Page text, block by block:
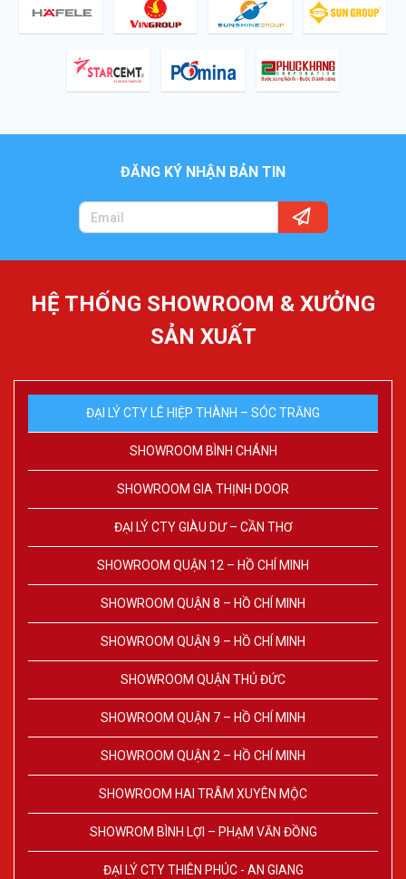
ĐĂNG KÝ NHẬN BẢN TIN
HỆ THỐNG SHOWROOM & XƯỞNG
SẢN XUẤT
ĐẠI LÝ CTY LÊ HIỆP THÀNH – SÓC TRĂNG
SHOWROOM BÌNH CHÁNH
SHOWROOM GIA THỊNH DOOR
ĐẠI LÝ CTY GIÀU DƯ – CẦN THƠ
SHOWROOM QUẬN 12 – HỒ CHÍ MINH
SHOWROOM QUẬN 8 – HỒ CHÍ MINH
SHOWROOM QUẬN 9 – HỒ CHÍ MINH
SHOWROOM QUẬN THỦ ĐỨC
SHOWROOM QUẬN 7 – HỒ CHÍ MINH
SHOWROOM QUẬN 2 – HỒ CHÍ MINH
SHOWROOM HAI TRÂM XUYÊN MỘC
SHOWROM BÌNH LỢI – PHẠM VĂN ĐỒNG
ĐẠI LÝ CTY THIÊN PHÚC - AN GIANG